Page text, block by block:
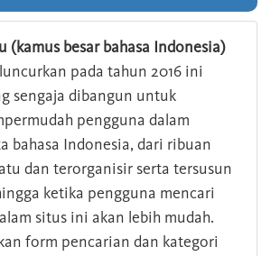
(kamus besar bahasa Indonesia)
pada tahun 2016 ini
sengaja dibangun untuk
pengguna dalam
bahasa Indonesia, dari ribuan
dan terorganisir serta tersusun
ketika pengguna mencari
situs ini akan lebih mudah.
form pencarian dan kategori